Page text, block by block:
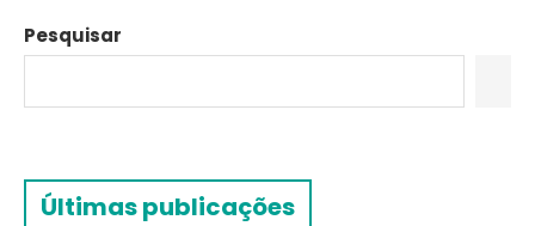
Pesquisar
Últimas publicações